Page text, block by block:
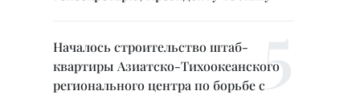
Началось строительство штаб-
квартиры Азиатско-Тихоокеанского
регионального центра по борьбе с